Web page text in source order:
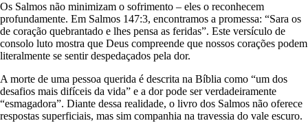
Os Salmos não minimizam o sofrimento – eles o reconhecem
profundamente. Em Salmos 147:3, encontramos a promessa: “Sara os
de coração quebrantado e lhes pensa as feridas”. Este versículo de
consolo luto mostra que Deus compreende que nossos corações podem
literalmente se sentir despedaçados pela dor.
A morte de uma pessoa querida é descrita na Bíblia como “um dos
desafios mais difíceis da vida” e a dor pode ser verdadeiramente
“esmagadora”. Diante dessa realidade, o livro dos Salmos não oferece
respostas superficiais, mas sim companhia na travessia do vale escuro.